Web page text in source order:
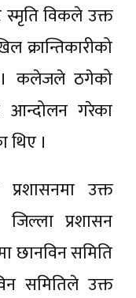
विकले उक्त
क्रान्तिकारीको
। कलेजले ठगेको
आन्दोलन गरेका
थिए ।
प्रशासनमा उक्त
प्रशासन
छानविन समिति
समितिले उक्त